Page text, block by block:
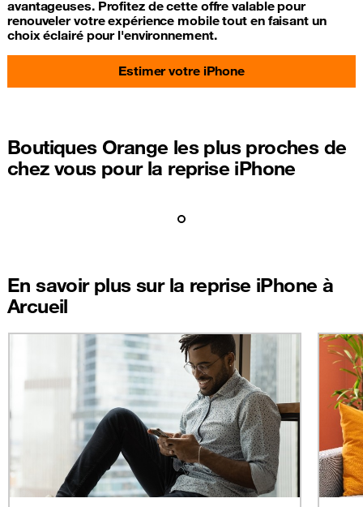
avantageuses. Profitez de cette offre valable pour
renouveler votre expérience mobile tout en faisant un
choix éclairé pour l'environnement.
Estimer votre iPhone
Boutiques Orange les plus proches de
chez vous pour la reprise iPhone
En savoir plus sur la reprise iPhone à
Arcueil